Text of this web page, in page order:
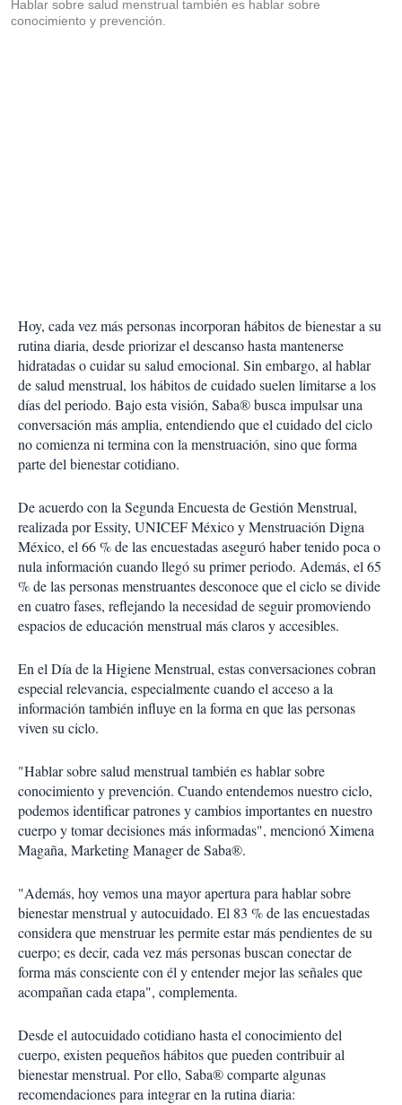
Hablar sobre salud menstrual también es hablar sobre
conocimiento y prevención.
Hoy, cada vez más personas incorporan hábitos de bienestar a su
rutina diaria, desde priorizar el descanso hasta mantenerse
hidratadas o cuidar su salud emocional. Sin embargo, al hablar
de salud menstrual, los hábitos de cuidado suelen limitarse a los
días del periodo. Bajo esta visión, Saba® busca impulsar una
conversación más amplia, entendiendo que el cuidado del ciclo
no comienza ni termina con la menstruación, sino que forma
parte del bienestar cotidiano.
De acuerdo con la Segunda Encuesta de Gestión Menstrual,
realizada por Essity, UNICEF México y Menstruación Digna
México, el 66 % de las encuestadas aseguró haber tenido poca o
nula información cuando llegó su primer periodo. Además, el 65
% de las personas menstruantes desconoce que el ciclo se divide
en cuatro fases, reflejando la necesidad de seguir promoviendo
espacios de educación menstrual más claros y accesibles.
En el Día de la Higiene Menstrual, estas conversaciones cobran
especial relevancia, especialmente cuando el acceso a la
información también influye en la forma en que las personas
viven su ciclo.
"Hablar sobre salud menstrual también es hablar sobre
conocimiento y prevención. Cuando entendemos nuestro ciclo,
podemos identificar patrones y cambios importantes en nuestro
cuerpo y tomar decisiones más informadas", mencionó Ximena
Magaña, Marketing Manager de Saba®.
"Además, hoy vemos una mayor apertura para hablar sobre
bienestar menstrual y autocuidado. El 83 % de las encuestadas
considera que menstruar les permite estar más pendientes de su
cuerpo; es decir, cada vez más personas buscan conectar de
forma más consciente con él y entender mejor las señales que
acompañan cada etapa", complementa.
Desde el autocuidado cotidiano hasta el conocimiento del
cuerpo, existen pequeños hábitos que pueden contribuir al
bienestar menstrual. Por ello, Saba® comparte algunas
recomendaciones para integrar en la rutina diaria: